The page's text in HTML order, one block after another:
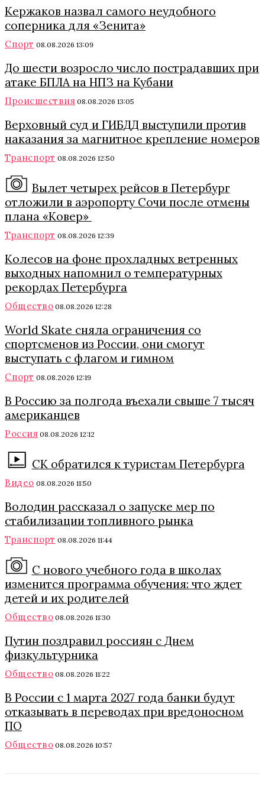
Кержаков назвал самого неудобного
соперника для «Зенита»
Спорт 08.08.2026 13:09
До шести возросло число пострадавших при
атаке БПЛА на НПЗ на Кубани
Происшествия 08.08.2026 13:05
Верховный суд и ГИБДД выступили против
наказания за магнитное крепление номеров
Транспорт 08.08.2026 12:50
Вылет четырех рейсов в Петербург
отложили в аэропорту Сочи после отмены
плана «Ковер»
Транспорт 08.08.2026 12:39
Колесов на фоне прохладных ветренных
выходных напомнил о температурных
рекордах Петербурга
Общество 08.08.2026 12:28
World Skate сняла ограничения со
спортсменов из России, они смогут
выступать с флагом и гимном
Спорт 08.08.2026 12:19
В Россию за полгода въехали свыше 7 тысяч
американцев
Россия 08.08.2026 12:12
СК обратился к туристам Петербурга
Видео 08.08.2026 11:50
Володин рассказал о запуске мер по
стабилизации топливного рынка
Транспорт 08.08.2026 11:44
С нового учебного года в школах
изменится программа обучения: что ждет
детей и их родителей
Общество 08.08.2026 11:30
Путин поздравил россиян с Днем
физкультурника
Общество 08.08.2026 11:22
В России с 1 марта 2027 года банки будут
отказывать в переводах при вредоносном
ПО
Общество 08.08.2026 10:57